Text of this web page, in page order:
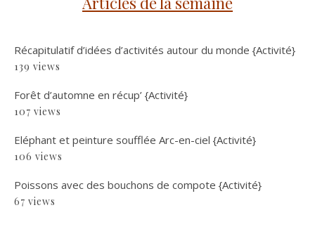
Récapitulatif d’idées d’activités autour du monde {Activité}
139 views
Forêt d’automne en récup’ {Activité}
107 views
Eléphant et peinture soufflée Arc-en-ciel {Activité}
106 views
Poissons avec des bouchons de compote {Activité}
67 views